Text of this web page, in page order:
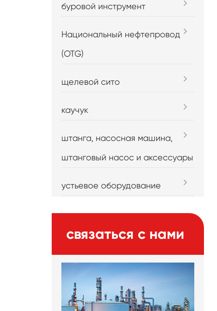
буровой инструмент
Национальный нефтепровод
(OTG)
щелевой сито
каучук
штанга, насосная машина,
штанговый насос и аксессуары
устьевое оборудование
связаться с нами